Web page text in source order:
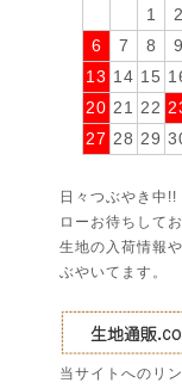
1
2
6
7 8 9
13 14 15
20 21 22
27 28 29
日々つぶやき中
ローお待ちして
生地の入荷情報
ぶやいてます。
当サイトへのリ